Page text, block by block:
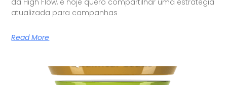
da High Flow, e hoje quero compartilhar uma estratégia
atualizada para campanhas
Read More